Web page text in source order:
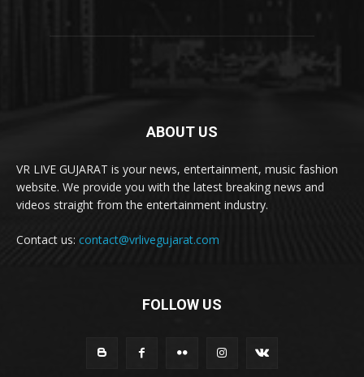
ABOUT US
VR LIVE GUJARAT is your news, entertainment, music fashion
website. We provide you with the latest breaking news and
videos straight from the entertainment industry.
Contact us: contact@vrlivegujarat.com
FOLLOW US